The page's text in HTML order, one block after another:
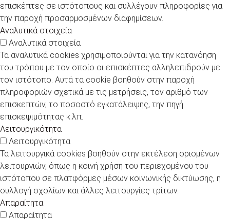
επισκέπτες σε ιστότοπους και συλλέγουν πληροφορίες για
την παροχή προσαρμοσμένων διαφημίσεων.
Αναλυτικά στοιχεία
Αναλυτικά στοιχεία
Τα αναλυτικά cookies χρησιμοποιούνται για την κατανόηση
του τρόπου με τον οποίο οι επισκέπτες αλληλεπιδρούν με
τον ιστότοπο. Αυτά τα cookie βοηθούν στην παροχή
πληροφοριών σχετικά με τις μετρήσεις, τον αριθμό των
επισκεπτών, το ποσοστό εγκατάλειψης, την πηγή
επισκεψιμότητας κ.λπ.
Λειτουργικότητα
Λειτουργικότητα
Τα λειτουργικά cookies βοηθούν στην εκτέλεση ορισμένων
λειτουργιών, όπως η κοινή χρήση του περιεχομένου του
ιστότοπου σε πλατφόρμες μέσων κοινωνικής δικτύωσης, η
συλλογή σχολίων και άλλες λειτουργίες τρίτων.
Απαραίτητα
Απαραίτητα